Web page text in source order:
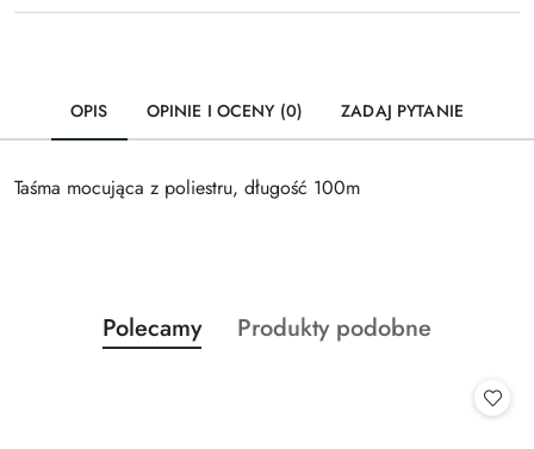
OPIS OPINIE I OCENY (0) ZADAJ PYTANIE
Taśma mocująca z poliestru, długość 100m
Pomiń karuzelę produktów
Produkty
o
Polecamy
Produkty
Produkty podobne